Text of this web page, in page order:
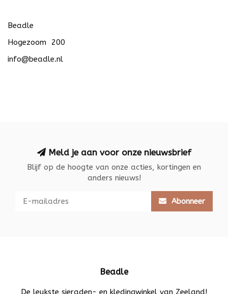
Beadle
Hogezoom 200
info@beadle.nl
Meld je aan voor onze nieuwsbrief
Blijf op de hoogte van onze acties, kortingen en
anders nieuws!
Abonneer
Beadle
De leukste sieraden- en kledingwinkel van Zeeland!